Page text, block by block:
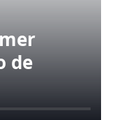
de